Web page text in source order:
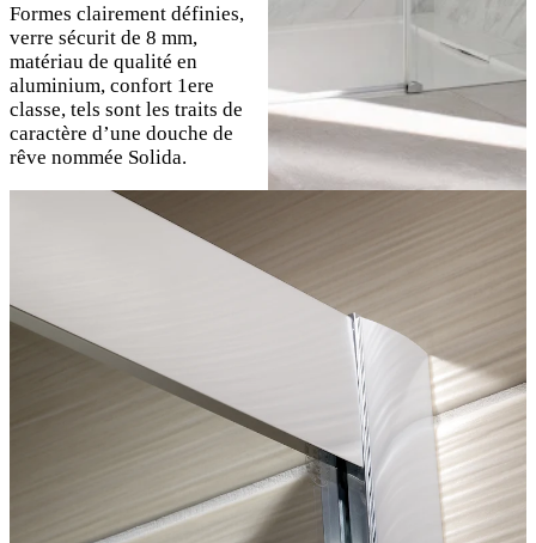
Formes clairement définies,
verre sécurit de 8 mm,
matériau de qualité en
aluminium, confort 1ere
classe, tels sont les traits de
caractère d’une douche de
rêve nommée Solida.